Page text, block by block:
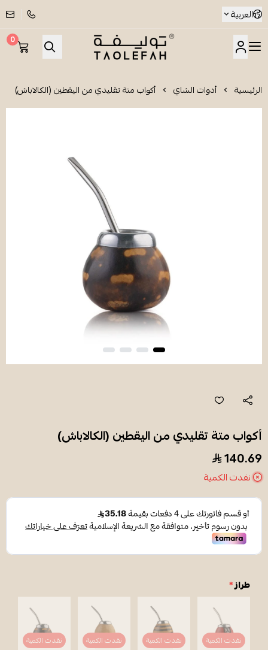
العربية
شاي توليفة
0
الرئيسية أدوات الشاي أكواب متة تقليدي من اليقطين (الكالاباش)
أكواب متة تقليدي من اليقطين (الكالاباش)
140.69
نفدت الكمية
طراز*
نفدت الكمية نفدت الكمية نفدت الكمية نفدت الكمية